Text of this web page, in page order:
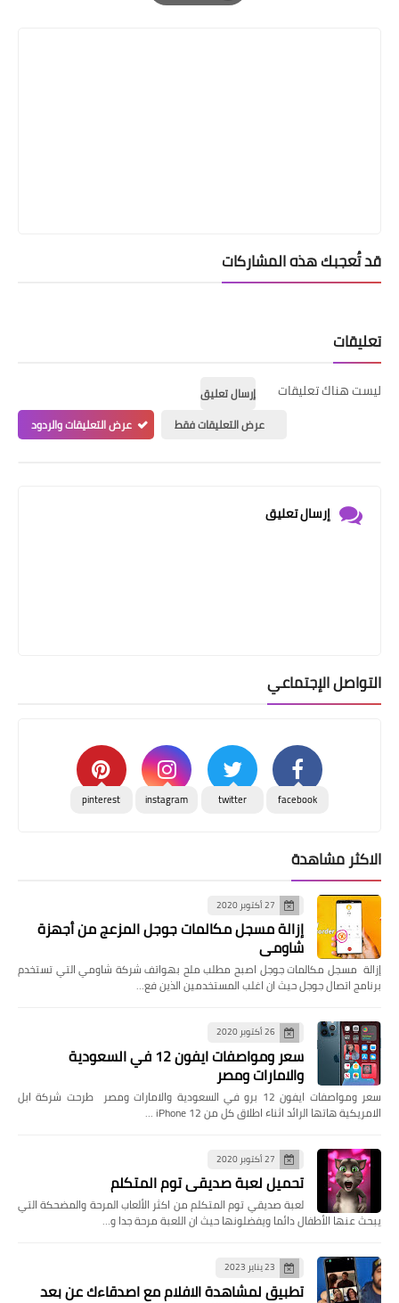
Print
قد تُعجبك هذه المشاركات
تعليقات
ليست هناك تعليقات
إرسال تعليق
عرض التعليقات فقط
عرض التعليقات والردود
إرسال تعليق
التواصل الإجتماعي
facebook
twitter
instagram
pinterest
الاكثر مشاهدة
27 أكتوبر 2020
إزالة مسجل مكالمات جوجل المزعج من أجهزة
شاومي
إزالة مسجل مكالمات جوجل اصبح مطلب ملح بهواتف شركة شاومي التي تستخدم
برنامج اتصال جوجل حيث ان اغلب المستخدمين الذين فع…
26 أكتوبر 2020
سعر ومواصفات ايفون 12 في السعودية
والامارات ومصر
سعر ومواصفات ايفون 12 برو في السعودية والامارات ومصر طرحت شركة ابل
الامريكية هاتها الرائد اثناء اطلاق كل من iPhone 12 …
27 أكتوبر 2020
تحميل لعبة صديقي توم المتكلم
لعبة صديقي توم المتكلم من اكثر الألعاب المرحة والمضحكة التي
يبحث عنها الأطفال دائما ويفضلونها حيث ان اللعبة مرحة جدا و…
23 يناير 2023
تطبيق لمشاهدة الافلام مع اصدقاءك عن بعد